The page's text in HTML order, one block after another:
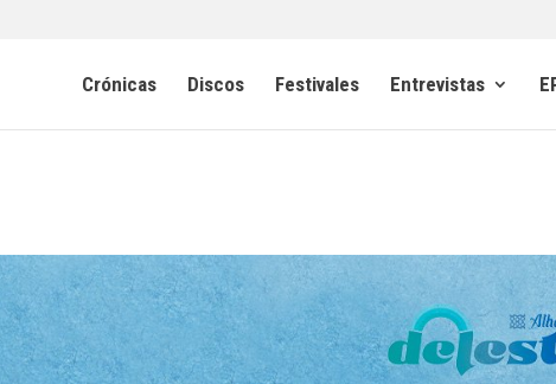
Crónicas Discos Festivales Entrevistas